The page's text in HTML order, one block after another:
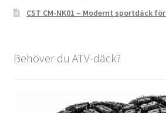
CST CM-NK01 – Modernt sportdäck
Behöver du ATV-däck?